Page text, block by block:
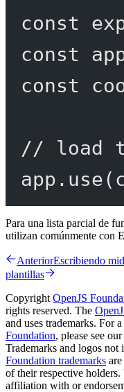
const
const
const
// load
app. use(
Para una lista parcial de
utilizan comúnmente con
AnteriorEscribiendo
plantillas
Copyright OpenJS
rights reserved. The
and uses trademarks. For
Foundation, please see our
Trademarks and logos not
Foundation trademarks
of their respective
affiliation with or